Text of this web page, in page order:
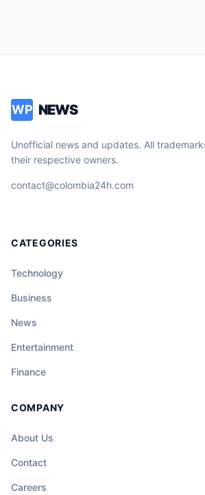
WP NEWS
Unofficial news and updates. All
their respective owners.
contact@colombia24h.com
CATEGORIES
Technology
Business
News
Entertainment
Finance
COMPANY
About Us
Contact
Careers